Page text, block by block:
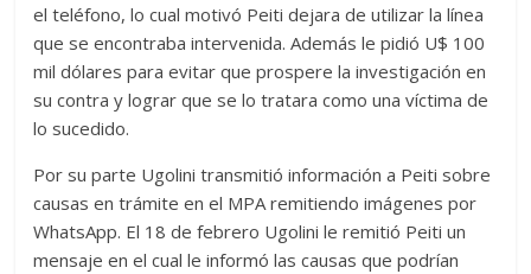
el teléfono, lo cual motivó Peiti dejara de utilizar la línea
que se encontraba intervenida. Además le pidió U$ 100
mil dólares para evitar que prospere la investigación en
su contra y lograr que se lo tratara como una víctima de
lo sucedido.
Por su parte Ugolini transmitió información a Peiti sobre
causas en trámite en el MPA remitiendo imágenes por
WhatsApp. El 18 de febrero Ugolini le remitió Peiti un
mensaje en el cual le informó las causas que podrían